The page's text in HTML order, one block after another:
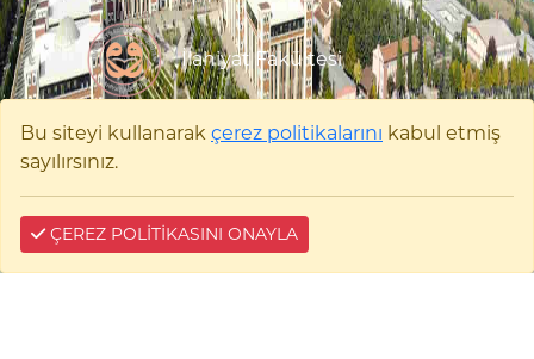
İlahiyat Fakültesi
Fakültesi Pelitözü Mah. Fatih Sultan Mehmet
Bulvarı No:27 11100 Merkez/BİLECİK
0 (228) 214 1272
ilahiyat@bilecik.edu.tr
Bu siteyi kullanarak çerez politikalarını kabul etmiş
sayılırsınız.
ÇEREZ POLİTİKASINI ONAYLA